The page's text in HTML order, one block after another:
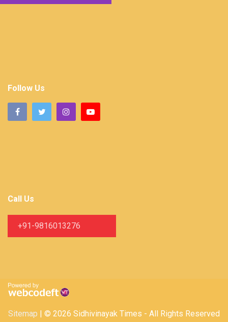
Follow Us
Call Us
+91-9816013276
Sitemap | © 2026 Sidhivinayak Times - All Rights Reserved